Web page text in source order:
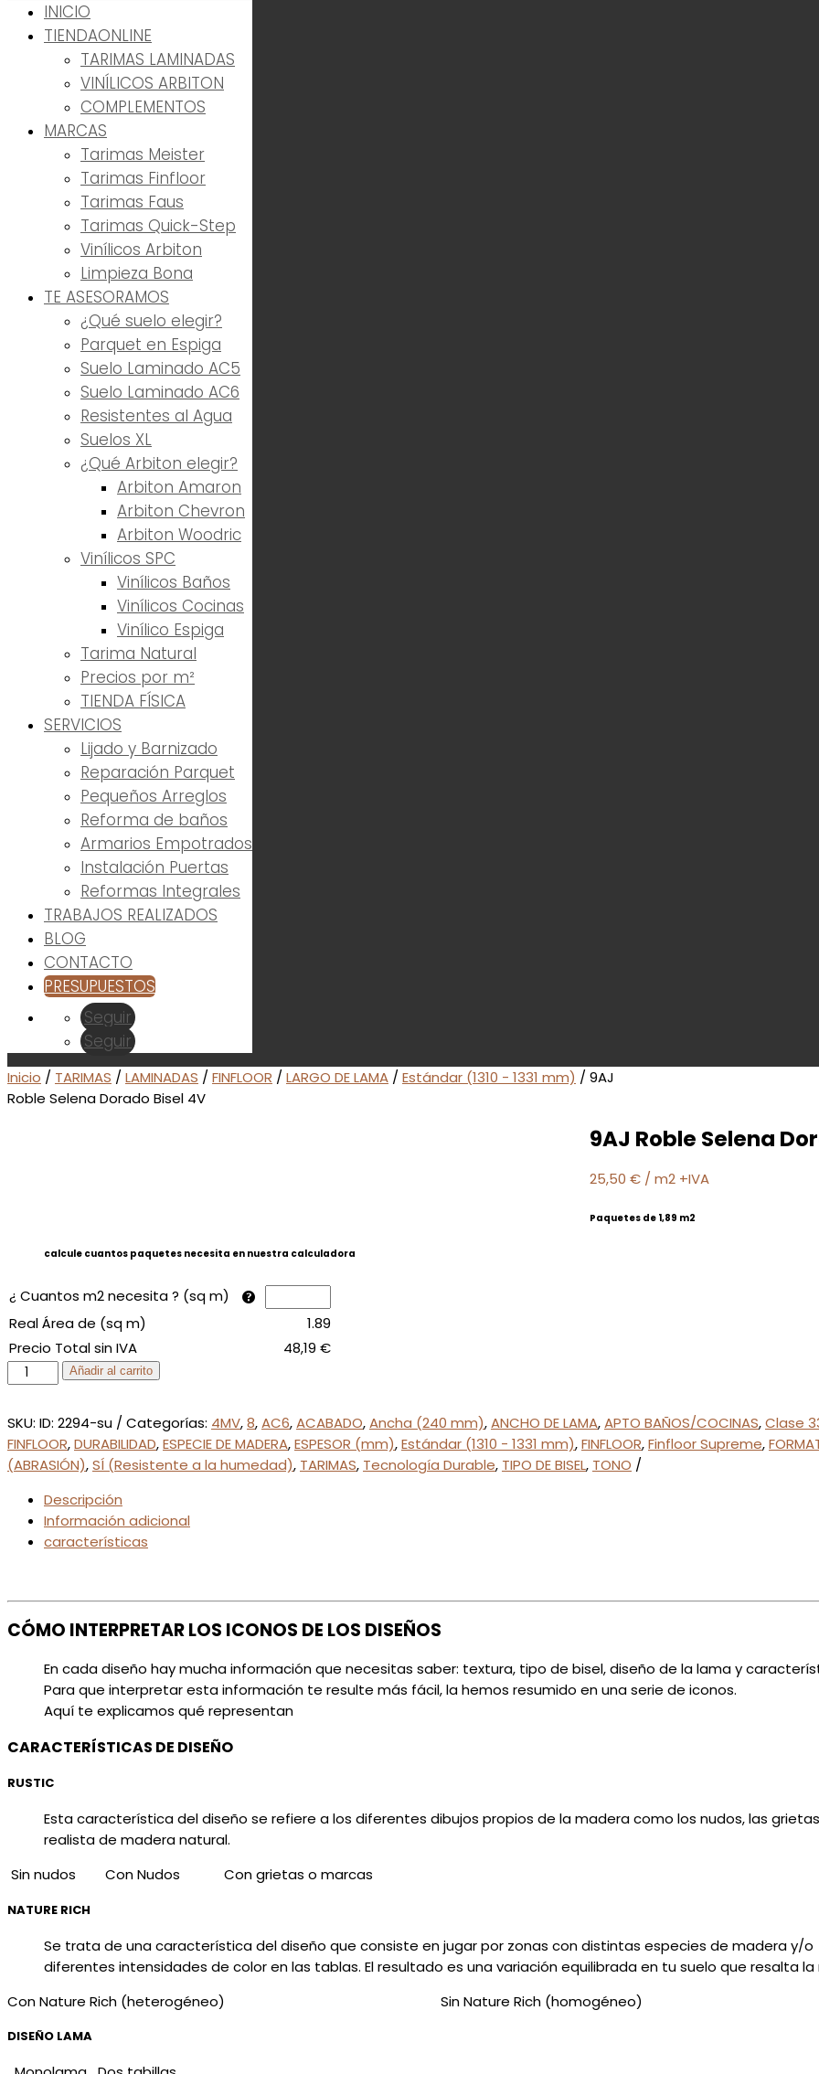
INICIO
TIENDAONLINE
TARIMAS LAMINADAS
VINÍLICOS ARBITON
COMPLEMENTOS
MARCAS
Tarimas Meister
Tarimas Finfloor
Tarimas Faus
Tarimas Quick-Step
Vinílicos Arbiton
Limpieza Bona
TE ASESORAMOS
¿Qué suelo elegir?
Parquet en Espiga
Suelo Laminado AC5
Suelo Laminado AC6
Resistentes al Agua
Suelos XL
¿Qué Arbiton elegir?
Arbiton Amaron
Arbiton Chevron
Arbiton Woodric
Vinílicos SPC
Vinílicos Baños
Vinílicos Cocinas
Vinílico Espiga
Tarima Natural
Precios por m²
TIENDA FÍSICA
SERVICIOS
Lijado y Barnizado
Reparación Parquet
Pequeños Arreglos
Reforma de baños
Armarios Empotrados
Instalación Puertas
Reformas Integrales
TRABAJOS REALIZADOS
BLOG
CONTACTO
PRESUPUESTOS
Seguir
Seguir
Inicio / TARIMAS / LAMINADAS / FINFLOOR / LARGO DE LAMA / Estándar (1310 - 1331 mm) / 9AJ
Roble Selena Dorado Bisel 4V
9AJ Roble Selena
25,50€ / m2 +IVA
Paquetes de 1,89 m2
calcule cuantos paquetes necesita en nuestra calculadora
¿ Cuantos m2 necesita ? (sq m)
Real Área de (sq m)
1.89
Precio Total sin IVA
48,19 €
9AJ
Dorado
Bisel
4V
cantidad
Añadir al carrito
SKU: ID: 2294-su Categorías: 4MV,8,AC6,ACABADO,Ancha (240 mm),ANCHO DE LAMA,APTO BAÑOS/COCINAS,Clase
FINFLOOR,DURABILIDAD,ESPECIE DE MADERA,ESPESOR (mm),Estándar (1310 - 1331 mm),FINFLOOR,Finfloor Supreme,
(ABRASIÓN),SÍ (Resistente a la humedad), TARIMAS, Tecnología Durable, TIPO DE BISEL, TONO
Descripción
Información adicional
características
CÓMO INTERPRETAR LOS ICONOS DE LOS DISEÑOS
En cada diseño hay mucha información que necesitas saber: textura, tipo de bisel, diseño de la lama y
Para que interpretar esta información te resulte más fácil, la hemos resumido en una serie de iconos.
Aquí te explicamos qué representan
CARACTERÍSTICAS DE DISEÑO
RUSTIC
Esta característica del diseño se refiere a los diferentes dibujos propios de la madera como los nudos, las
realista de madera natural.
Sin nudos Con Nudos Con grietas o marcas
NATURE RICH
Se trata de una característica del diseño que consiste en jugar por zonas con distintas especies de madera y/o
diferentes intensidades de color en las tablas. El resultado es una variación equilibrada en tu suelo que resalta
Con Nature Rich (heterogéneo) Sin Nature Rich (homogéneo)
DISEÑO LAMA